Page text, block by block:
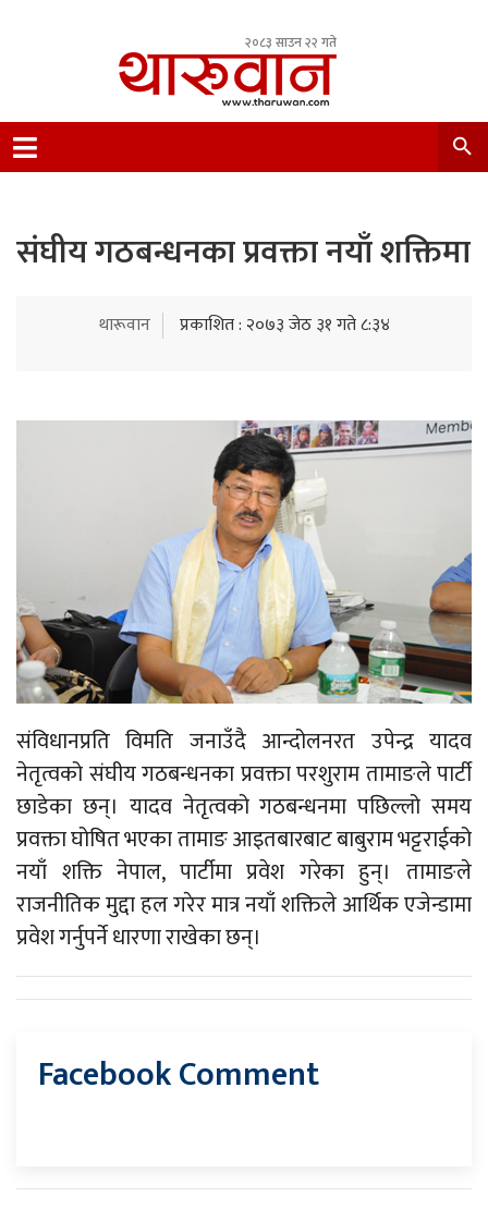
२०८३ साउन २२ गते
Nepal.
संघीय गठबन्धनका प्रवक्ता नयाँ शक्तिमा
थारूवान प्रकाशित : २०७३ जेठ ३१ गते ८:३४
संविधानप्रति विमति जनाउँदै आन्दोलनरत उपेन्द्र यादव
नेतृत्वको संघीय गठबन्धनका प्रवक्ता परशुराम तामाङले पार्टी
छाडेका छन्। यादव नेतृत्वको गठबन्धनमा पछिल्लो समय
प्रवक्ता घोषित भएका तामाङ आइतबारबाट बाबुराम भट्टराईको
नयाँ शक्ति नेपाल, पार्टीमा प्रवेश गरेका हुन्। तामाङले
राजनीतिक मुद्दा हल गरेर मात्र नयाँ शक्तिले आर्थिक एजेन्डामा
प्रवेश गर्नुपर्ने धारणा राखेका छन्।
Facebook Comment